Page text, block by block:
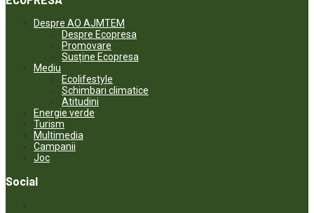
Despre AO AJMTEM
Despre Ecopresa
Promovare
Susține Ecopresa
Mediu
Ecolifestyle
Schimbari climatice
Atitudini
Energie verde
Turism
Multimedia
Campanii
Joc
Social